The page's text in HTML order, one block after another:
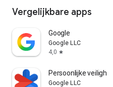
Vergelijkbare apps
Google
Google LLC
4,0 star
Persoonlijke veiligheid
Google LLC